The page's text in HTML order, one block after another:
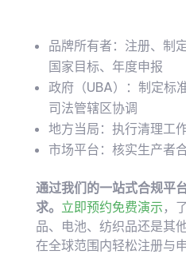
品牌所有者：注册、制
国家目标、年度申报
政府（UBA）：制定标
司法管辖区协调
地方当局：执行清理工
市场平台：核实生产者
通过我们的一站式合规平
求。 立即预约免费演示 ，
品、电池、纺织品还是其
在全球范围内轻松注册与申